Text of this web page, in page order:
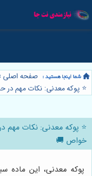
صفحه اصلی
⭐️ پوکه معدنی: نکات مهم در
⭐️ پوکه معدنی: نکات مهم
خواص 🚚
پوکه معدنی، این ماده